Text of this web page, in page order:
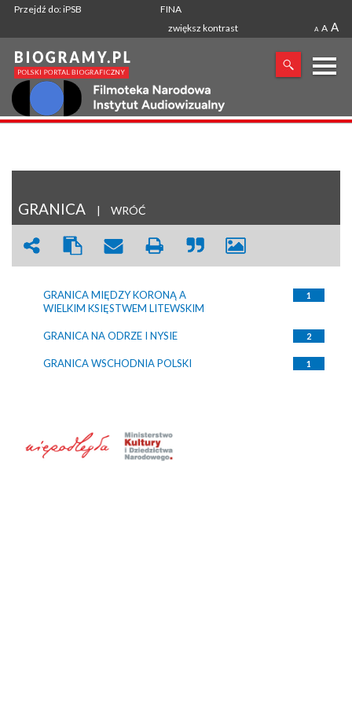
Przejdź do: iPSB
FINA
zwiększ kontrast
A A A
X
GRANICA | WRÓĆ
GRANICA MIĘDZY KORONĄ A
WIELKIM KSIĘSTWEM LITEWSKIM
1
GRANICA NA ODRZE I NYSIE 2
GRANICA WSCHODNIA POLSKI 1